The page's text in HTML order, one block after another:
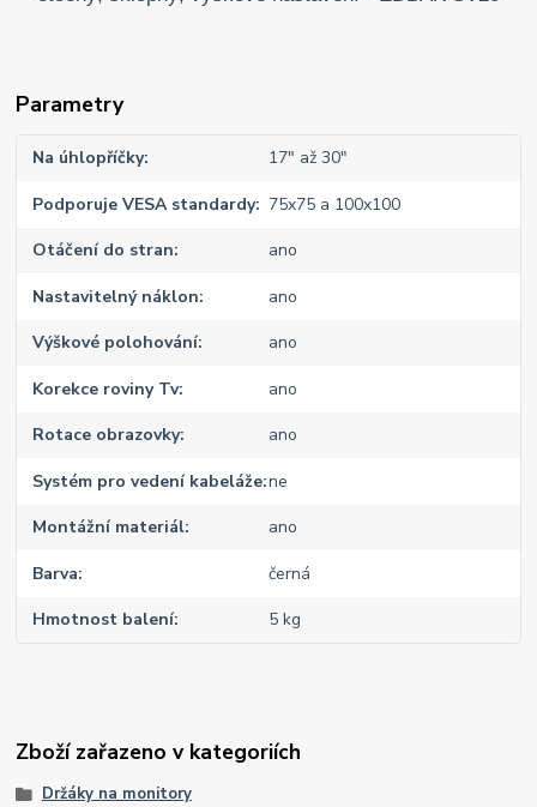
Parametry
Na úhlopříčky 17" až 30"
Podporuje VESA standardy 75x75 a 100x100
Otáčení do stran ano
Nastavitelný náklon ano
Výškové polohování ano
Korekce roviny Tv ano
Rotace obrazovky ano
Systém pro vedení kabeláže ne
Montážní materiál ano
Barva černá
Hmotnost balení 5 kg
Zboží zařazeno v kategoriích
Držáky na monitory